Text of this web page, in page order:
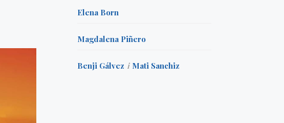
Elena Born
Magdalena Piñero
Benji Gálvez i Mati Sanchiz